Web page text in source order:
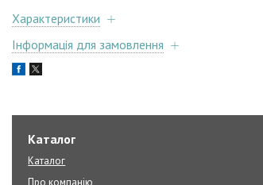
Характеристики
Інформація для замовлення
Каталог
Каталог
Про компанію